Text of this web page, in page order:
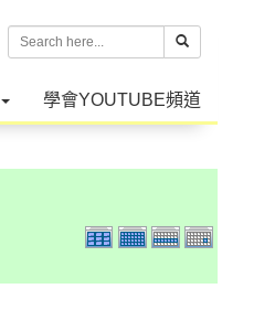
學會YOUTUBE頻道